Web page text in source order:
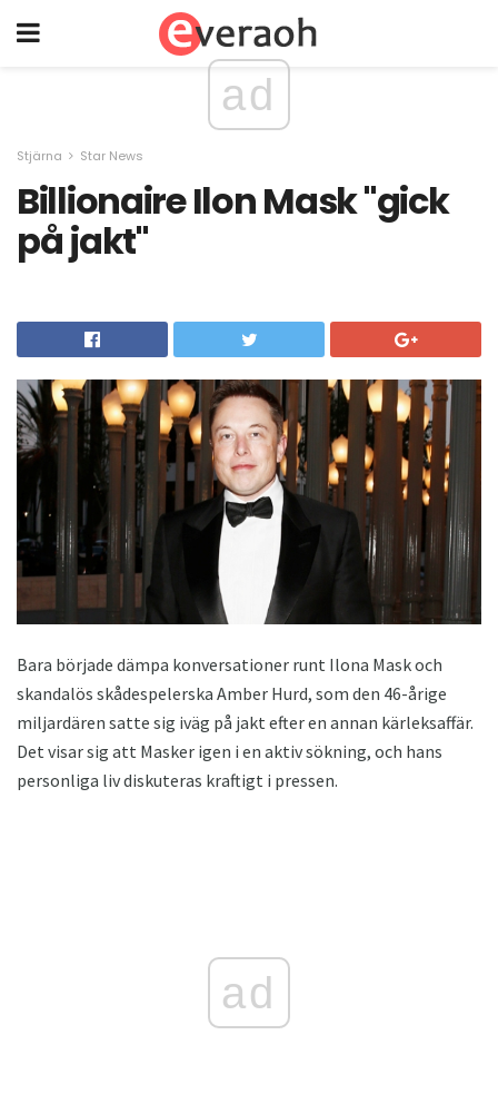
ad
Stjärna Star News
Billionaire Ilon Mask "gick
på jakt"
Bara började dämpa konversationer runt Ilona Mask och
skandalös skådespelerska Amber Hurd, som den 46-årige
miljardären satte sig iväg på jakt efter en annan kärleksaffär.
Det visar sig att Masker igen i en aktiv sökning, och hans
personliga liv diskuteras kraftigt i pressen.
ad